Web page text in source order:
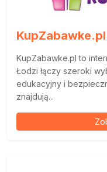
KupZabawke.pl
KupZabawke.pl to
Łodzi łączy szeroki
edukacyjny i
znajdują...